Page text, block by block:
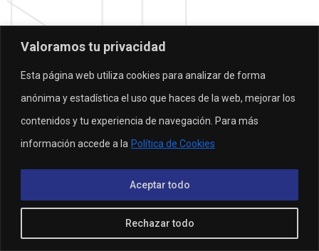
Valoramos tu privacidad
Esta página web utiliza cookies para analizar de forma
anónima y estadística el uso que haces de la web, mejorar los
contenidos y tu experiencia de navegación. Para más
información accede a la Política de Cookies
Rechazar todo
Aceptar todo
Aviso Legal ·Política de privacidad·Política de
cookies·info@mdarquitectura.com ·
846 Mercedes· (+34) 651 009 654 David
M+D Arquitectura · 2019 · Desarrollado por Yavaris D&D